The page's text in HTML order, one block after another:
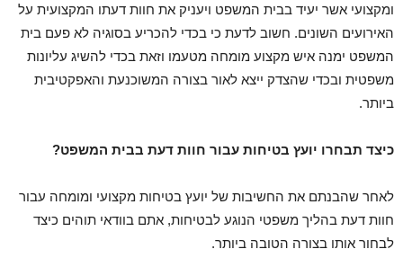
ומקצועי אשר יעיד בבית המשפט ויעניק את חוות דעתו המקצועית על
האירועים השונים. חשוב לדעת כי בכדי להכריע בסוגיה לא פעם בית
המשפט ימנה איש מקצוע מומחה מטעמו וזאת בכדי להשיג עליונות
משפטית ובכדי שהצדק ייצא לאור בצורה המשוכנעת והאפקטיבית
ביותר.
כיצד תבחרו יועץ בטיחות עבור חוות דעת בבית המשפט?
לאחר שהבנתם את החשיבות של יועץ בטיחות מקצועי ומומחה עבור
חוות דעת בהליך משפטי הנוגע לבטיחות, אתם בוודאי תוהים כיצד
לבחור אותו בצורה הטובה ביותר.